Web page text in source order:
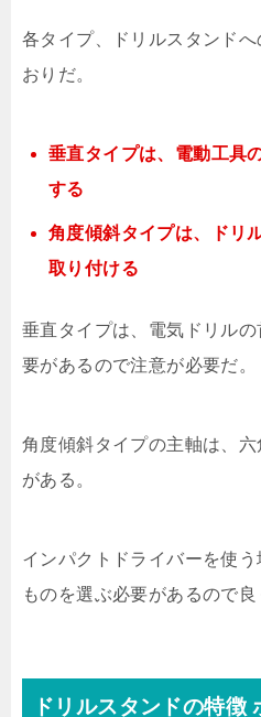
各タイプ、ドリルスタンド
おりだ。
垂直タイプは、電動工具
する
角度傾斜タイプは、ドリ
取り付ける
垂直タイプは、電気ドリル
要があるので注意が必要だ。
角度傾斜タイプの主軸は、
がある。
インパクトドライバーを使
ものを選ぶ必要があるので良
ドリルスタンドの特徴